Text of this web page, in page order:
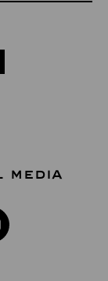
MEDIA